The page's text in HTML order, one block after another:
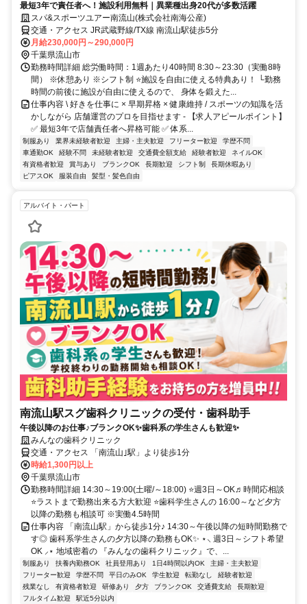
最短3年で責任者へ！施設利用無料｜異業種出身20代が多数活躍
スパ&スポーツユアー南流山(株式会社南海公産)
交通・アクセス JR武蔵野線/TX線 南流山駅徒歩5分
月給230,000円～290,000円
千葉県流山市
勤務時間詳細 総労働時間：1週あたり40時間 8:30～23:30（実働8時
間） ※休憩あり ※シフト制 ⭐施設を自由に使える特典あり！ └勤務
時間の前後に施設が自由に使えるので、 身体を鍛えた...
仕事内容 \ 好きを仕事に × 早期昇格 × 健康維持 / スポーツの知識を活
かしながら 店舗運営のプロを目指せます - 【求人アピールポイント】
✅ 最短3年で店舗責任者へ昇格可能 ✅ 体系...
制服あり 業界未経験者歓迎 主婦・主夫歓迎 フリーター歓迎
学歴不問
車通勤OK
経験不問 未経験者歓迎 交通費全額支給 経験者歓迎
ネイルOK
有資格者歓迎
賞与あり ブランクOK 長期歓迎 シフト制
長期休暇あり
ピアスOK
服装自由 髪型・髪色自由
アルバイト・パート
南流山駅スグ歯科クリニックの受付・歯科助手
午後以降のお仕事♪ブランクOK✨歯科系の学生さんも歓迎✨
みんなの歯科クリニック
交通・アクセス 「南流山｣駅」より徒歩1分
時給1,300円以上
千葉県流山市
勤務時間詳細 14:30～19:00(土曜/～18:00) ⭐週3日～OK♬時間応相談
⭐ラストまで勤務出来る方大歓迎 ⭐歯科学生さんの 16:00～など夕方
以降の勤務も相談可 ※実働4.5時間
仕事内容 「南流山駅」から徒歩1分♪ 14:30～午後以降の短時間勤務で
す◎ 歯科系学生さんの夕方以降の勤務もOK✨ ⋆⸜ 週3日～シフト希望
OK ⸝⋆ 地域密着の 『みんなの歯科クリニック』で、...
制服あり 扶養内勤務OK 社員登用あり 1日4時間以内OK
主婦・主夫歓迎
フリーター歓迎
学歴不問 平日のみOK 学生歓迎 転勤なし
経験者歓迎
残業なし
有資格者歓迎 研修あり 夕方 ブランクOK 交通費支給
長期歓迎
フルタイム歓迎
駅近5分以内